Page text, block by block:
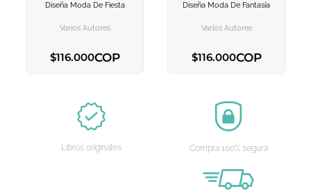
Diseña Moda De Fiesta
Varios Autores
$116.000COP
Diseña Moda De Fantasía
Varios Autores
$116.000COP
Libros originales Compra 100% segura